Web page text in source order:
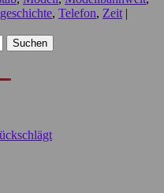
, Telefon, Zeit |